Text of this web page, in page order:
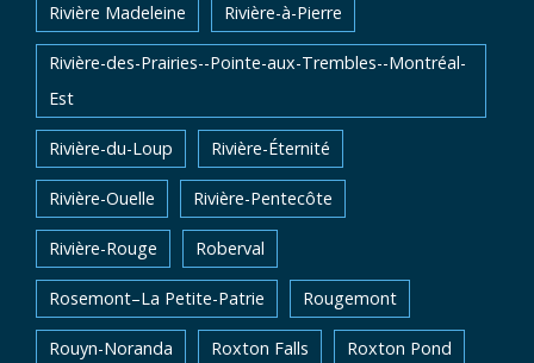
Rivière Madeleine Rivière-à-Pierre
Rivière-des-Prairies--Pointe-aux-Trembles--Montréal-
Est
Rivière-du-Loup Rivière-Éternité
Rivière-Ouelle Rivière-Pentecôte
Rivière-Rouge Roberval
Rosemont–La Petite-Patrie Rougemont
Rouyn-Noranda Roxton Falls Roxton Pond